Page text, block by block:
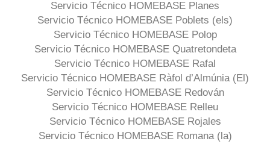
Servicio Técnico HOMEBASE Planes
Servicio Técnico HOMEBASE Poblets (els)
Servicio Técnico HOMEBASE Polop
Servicio Técnico HOMEBASE Quatretondeta
Servicio Técnico HOMEBASE Rafal
Servicio Técnico HOMEBASE Ràfol d’Almúnia (El)
Servicio Técnico HOMEBASE Redován
Servicio Técnico HOMEBASE Relleu
Servicio Técnico HOMEBASE Rojales
Servicio Técnico HOMEBASE Romana (la)